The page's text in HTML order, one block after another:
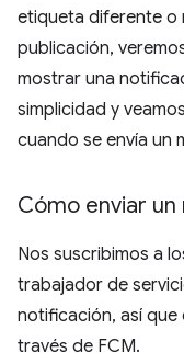
etiqueta diferente o
publicación,
mostrar una
simplicidad y
cuando se envía un
Cómo enviar un
Nos suscribimos a
trabajador de
notificación, así que
través de FCM.